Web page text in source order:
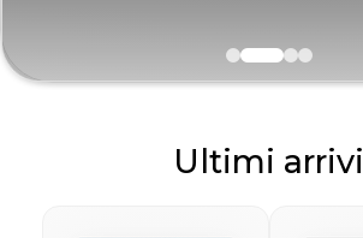
01 2 3
Ultimi arrivi